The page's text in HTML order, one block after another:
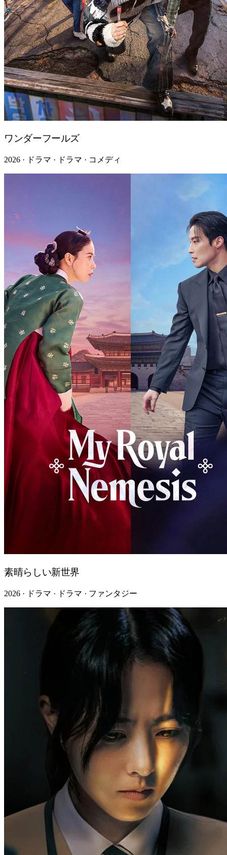
ワンダーフールズ
2026 · ドラマ · ドラマ · コメディ
素晴らしい新世界
2026 · ドラマ · ドラマ · ファンタジー